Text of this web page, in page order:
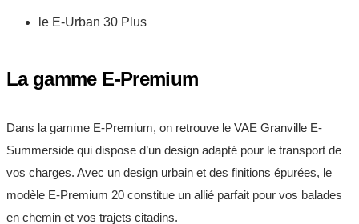
le E-Urban 30 Plus
La gamme E-Premium
Dans la gamme E-Premium, on retrouve le VAE Granville E-
Summerside qui dispose d’un design adapté pour le transport de
vos charges. Avec un design urbain et des finitions épurées, le
modèle E-Premium 20 constitue un allié parfait pour vos balades
en chemin et vos trajets citadins.